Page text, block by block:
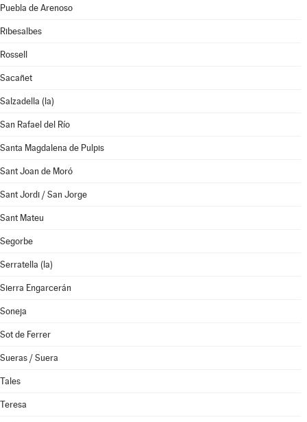
Puebla de Arenoso
Ribesalbes
Rossell
Sacañet
Salzadella (la)
San Rafael del Río
Santa Magdalena de Pulpis
Sant Joan de Moró
Sant Jordi / San Jorge
Sant Mateu
Segorbe
Serratella (la)
Sierra Engarcerán
Soneja
Sot de Ferrer
Sueras / Suera
Tales
Teresa